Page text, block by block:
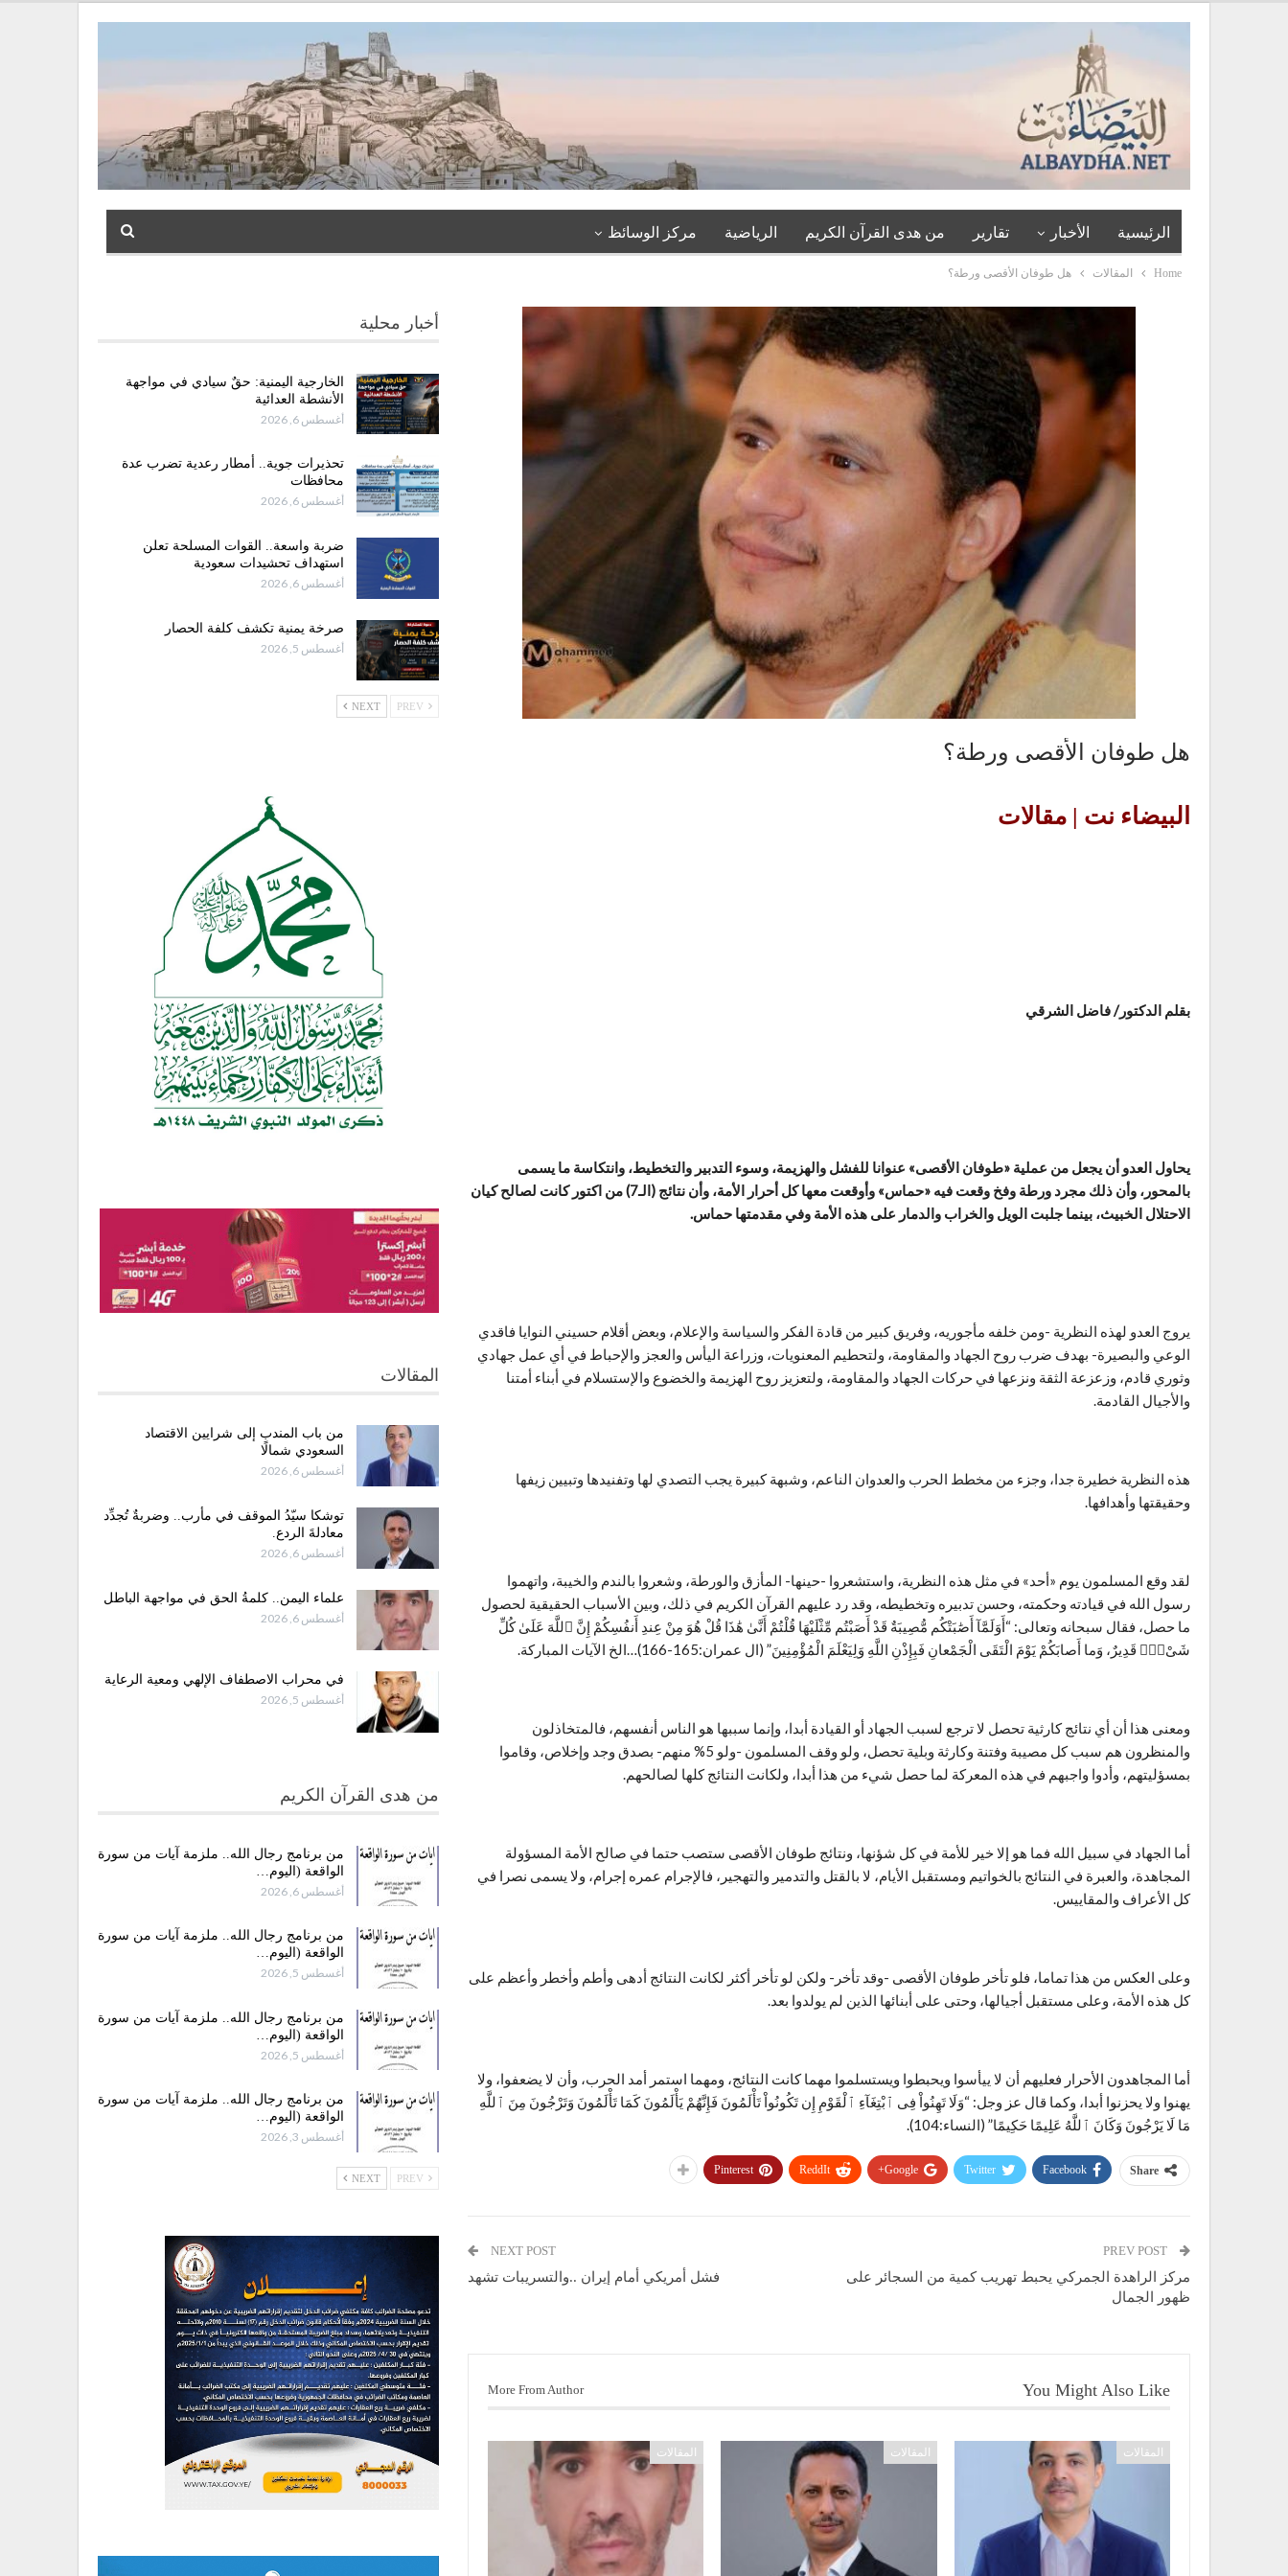
الرئيسية الأخبار تقارير من هدى القرآن الكريم الرياضية مركز الوسائظ
Home المقالات هل طوفان الأقصى ورطة؟
هل طوفان الأقصى ورطة؟
البيضاء نت | مقالات
بقلم الدكتور/ فاضل الشرقي
يحاول العدو أن يجعل من عملية «طوفان الأقصى» عنوانا للفشل والهزيمة، وسوء التدبير والتخطيط، وانتكاسة ما يسمى
بالمحور، وأن ذلك مجرد ورطة وفخ وقعت فيه «حماس» وأوقعت معها كل أحرار الأمة، وأن نتائج (الـ7) من اكتور كانت لصالح كيان
الاحتلال الخبيث، بينما جلبت الويل والخراب والدمار على هذه الأمة وفي مقدمتها حماس.
يروج العدو لهذه النظرية -ومن خلفه مأجوريه، وفريق كبير من قادة الفكر والسياسة والإعلام، وبعض أقلام حسيني النوايا فاقدي
الوعي والبصيرة- بهدف ضرب روح الجهاد والمقاومة، ولتحطيم المعنويات، وزراعة اليأس والعجز والإحباط في أي عمل جهادي
وثوري قادم، وزعزعة الثقة ونزعها في حركات الجهاد والمقاومة، ولتعزيز روح الهزيمة والخضوع والإستسلام في أبناء أمتنا
والأجيال القادمة.
هذه النظرية خطيرة جدا، وجزء من مخطط الحرب والعدوان الناعم، وشبهة كبيرة يجب التصدي لها وتفنيدها وتبيين زيفها
وحقيقتها وأهدافها.
لقد وقع المسلمون يوم «أحد» في مثل هذه النظرية، واستشعروا -حينها- المأزق والورطة، وشعروا بالندم والخيبة، واتهموا
رسول الله في قيادته وحكمته، وحسن تدبيره وتخطيطه، وقد رد عليهم القرآن الكريم في ذلك، وبين الأسباب الحقيقية لحصول
ما حصل، فقال سبحانه وتعالى: “أَوَلَمَّآ أَصَٰبَتْكُم مُّصِيبَةٌ قَدْ أَصَبْتُم مِّثْلَيْهَا قُلْتُمْ أَنَّىٰ هَٰذَا قُلْ هُوَ مِنْ عِندِ أَنفُسِكُمْ إِنَّ ٱللَّهَ عَلَىٰ كُلِّ
شَىْءٍۢ قَدِيرٌ، وَما أَصابَكُمْ يَوْمَ الْتَقَى الْجَمْعانِ فَبِإِذْنِ اللَّهِ وَلِيَعْلَمَ الْمُؤْمِنِينَ” (ال عمران:165-166)…الخ الآيات المباركة.
ومعنى هذا أن أي نتائج كارثية تحصل لا ترجع لسبب الجهاد أو القيادة أبدا، وإنما سببها هو الناس أنفسهم، فالمتخاذلون
والمنظرون هم سبب كل مصيبة وفتنة وكارثة وبلية تحصل، ولو وقف المسلمون -ولو 5% منهم- بصدق وجد وإخلاص، وقاموا
بمسؤليتهم، وأدوا واجبهم في هذه المعركة لما حصل شيء من هذا أبدا، ولكانت النتائج كلها لصالحهم.
أما الجهاد في سبيل الله فما هو إلا خير للأمة في كل شؤنها، ونتائج طوفان الأقصى ستصب حتما في صالح الأمة المسؤولة
المجاهدة، والعبرة في النتائج بالخواتيم ومستقبل الأيام، لا بالقتل والتدمير والتهجير، فالإجرام عمره إجرام، ولا يسمى نصرا في
كل الأعراف والمقاييس.
وعلى العكس من هذا تماما، فلو تأخر طوفان الأقصى -وقد تأخر- ولكن لو تأخر أكثر لكانت النتائج أدهى وأطم وأخطر وأعظم على
كل هذه الأمة، وعلى مستقبل أجيالها، وحتى على أبنائها الذين لم يولدوا بعد.
أما المجاهدون الأحرار فعليهم أن لا ييأسوا ويحبطوا ويستسلموا مهما كانت النتائج، ومهما استمر أمد الحرب، وأن لا يضعفوا، ولا
يهنوا ولا يحزنوا أبدا، وكما قال عز وجل: “وَلَا تَهِنُواْ فِى ٱبْتِغَآءِ ٱلْقَوْمِ إِن تَكُونُواْ تَأْلَمُونَ فَإِنَّهُمْ يَأْلَمُونَ كَمَا تَأْلَمُونَ وَتَرْجُونَ مِنَ ٱللَّهِ
مَا لَا يَرْجُونَ وَكَانَ ٱللَّهُ عَلِيمًا حَكِيمًا” (النساء:104).
Share
Facebook
Twitter
Google+
ReddIt
Pinterest
مركز الراهدة الجمركي يحبط تهريب كمية من السجائر على
ظهور الجمال
NEXT POST
فشل أمريكي أمام إيران ..والتسريبات تشهد
You Might Also Like
More From Author
المقالات المقالات المقالات
أخبار محلية
الخارجية اليمنية: حقٌ سيادي في مواجهة
الأنشطة العدائية
أغسطس 6, 2026
تحذيرات جوية.. أمطار رعدية تضرب عدة
محافظات
أغسطس 6, 2026
ضربة واسعة.. القوات المسلحة تعلن
استهداف تحشيدات سعودية
أغسطس 6, 2026
صرخة يمنية تكشف كلفة الحصار
أغسطس 5, 2026
NEXT
المقالات
من باب المندب إلى شرايين الاقتصاد
السعودي شمالًا
أغسطس 6, 2026
توشكا سيّدُ الموقف في مأرب.. وضربةٌ تُجدِّد
معادلةَ الردع.
أغسطس 6, 2026
علماء اليمن.. كلمةُ الحق في مواجهة الباطل
أغسطس 6, 2026
في محراب الاصطفاف الإلهي ومعية الرعاية
أغسطس 5, 2026
من هدى القرآن الكريم
من برنامج رجال الله.. ملزمة آيات من سورة
الواقعة (اليوم…
أغسطس 6, 2026
من برنامج رجال الله.. ملزمة آيات من سورة
الواقعة (اليوم…
أغسطس 5, 2026
من برنامج رجال الله.. ملزمة آيات من سورة
الواقعة (اليوم…
أغسطس 5, 2026
من برنامج رجال الله.. ملزمة آيات من سورة
الواقعة (اليوم…
أغسطس 3, 2026
NEXT